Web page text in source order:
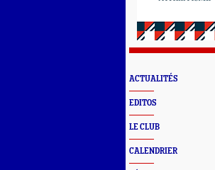
ACTUALITÉS
EDITOS
LE CLUB
CALENDRIER